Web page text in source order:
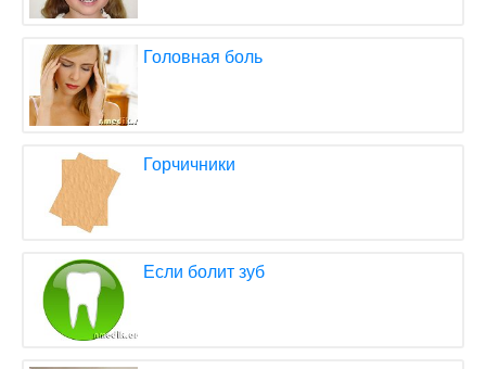
Головная боль
Горчичники
Если болит зуб